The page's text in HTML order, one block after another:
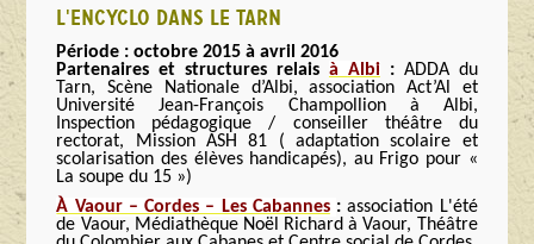
L'ENCYCLO DANS LE TARN
Période : octobre 2015 à avril 2016
Partenaires et structures relais à Albi:ADDA du
Tarn, Scène Nationale d’Albi, association Act’Al et
Université Jean-François Champollion à Albi,
Inspection pédagogique / conseiller théâtre du
rectorat, Mission ASH 81 ( adaptation scolaire et
scolarisation des élèves handicapés), au Frigo pour «
La soupe du 15 »)
À Vaour – Cordes – Les Cabannes : association L'été
de Vaour, Médiathèque Noël Richard à Vaour, Théâtre